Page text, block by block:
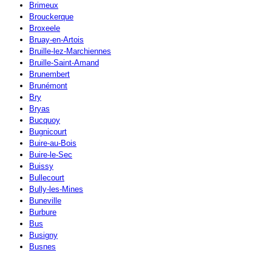
Brimeux
Brouckerque
Broxeele
Bruay-en-Artois
Bruille-lez-Marchiennes
Bruille-Saint-Amand
Brunembert
Brunémont
Bry
Bryas
Bucquoy
Bugnicourt
Buire-au-Bois
Buire-le-Sec
Buissy
Bullecourt
Bully-les-Mines
Buneville
Burbure
Bus
Busigny
Busnes